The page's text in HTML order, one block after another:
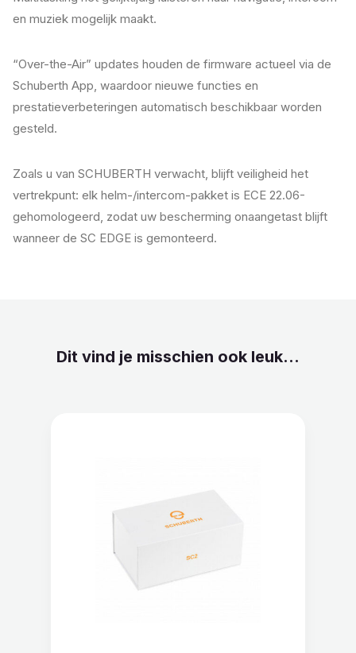
en muziek mogelijk maakt.
“Over-the-Air” updates houden de firmware actueel via de
Schuberth App, waardoor nieuwe functies en
prestatieverbeteringen automatisch beschikbaar worden
gesteld.
Zoals u van SCHUBERTH verwacht, blijft veiligheid het
vertrekpunt: elk helm-/intercom-pakket is ECE 22.06-
gehomologeerd, zodat uw bescherming onaangetast blijft
wanneer de SC EDGE is gemonteerd.
Dit vind je misschien ook leuk...